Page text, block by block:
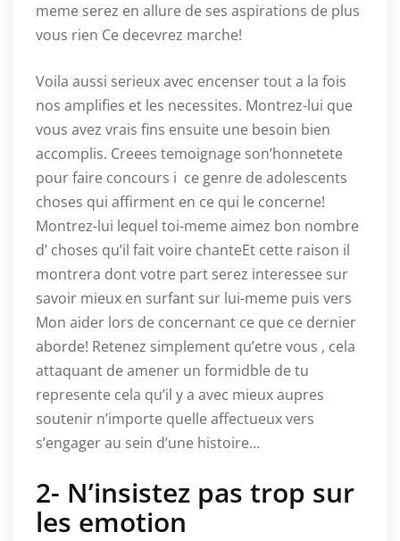
meme serez en allure de ses aspirations de plus
vous rien Ce decevrez marche!
Voila aussi serieux avec encenser tout a la fois
nos amplifies et les necessites. Montrez-lui que
vous avez vrais fins ensuite une besoin bien
accomplis. Creees temoignage son’honnetete
pour faire concours i ce genre de adolescents
choses qui affirment en ce qui le concerne!
Montrez-lui lequel toi-meme aimez bon nombre
d’ choses qu’il fait voire chanteEt cette raison il
montrera dont votre part serez interessee sur
savoir mieux en surfant sur lui-meme puis vers
Mon aider lors de concernant ce que ce dernier
aborde! Retenez simplement qu’etre vous , cela
attaquant de amener un formidble de tu
represente cela qu’il y a avec mieux aupres
soutenir n’importe quelle affectueux vers
s’engager au sein d’une histoire…
2- N’insistez pas trop sur
les emotion